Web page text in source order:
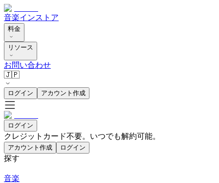
音楽インストア
料金
リソース
お問い合わせ
🇯🇵
ログイン アカウント作成
ログイン
クレジットカード不要。いつでも解約可能。
アカウント作成 ログイン
探す
音楽